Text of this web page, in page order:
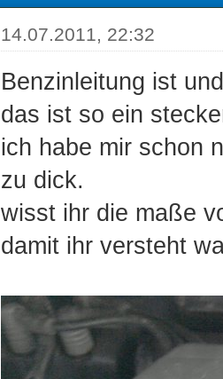
14.07.2011, 22:32
Benzinleitung ist
das ist so ein
ich habe mir schon
zu dick.
wisst ihr die maße
damit ihr versteht